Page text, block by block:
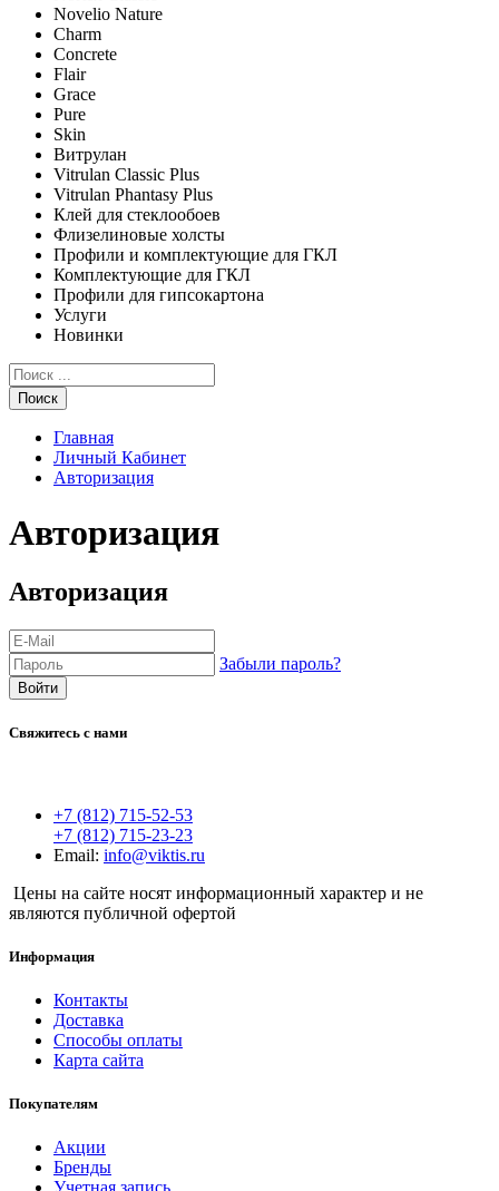
Novelio Nature
Charm
Concrete
Flair
Grace
Pure
Skin
Витрулан
Vitrulan Classic Plus
Vitrulan Phantasy Plus
Клей для стеклообоев
Флизелиновые холсты
Профили и комплектующие для ГКЛ
Комплектующие для ГКЛ
Профили для гипсокартона
Услуги
Новинки
Поиск
Главная
Личный Кабинет
Авторизация
Авторизация
Авторизация
Забыли пароль?
Свяжитесь с нами
+7 (812) 715-52-53
+7 (812) 715-23-23
Email: info@viktis.ru
Цены на сайте носят информационный характер и не
являются публичной офертой
Информация
Контакты
Доставка
Способы оплаты
Карта сайта
Покупателям
Акции
Бренды